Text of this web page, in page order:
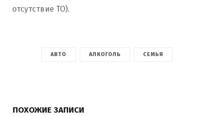
отсутствие ТО).
АВТО АЛКОГОЛЬ СЕМЬЯ
ПОХОЖИЕ ЗАПИСИ